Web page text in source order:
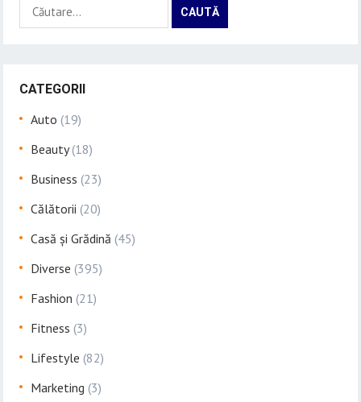
Caută
după:
CATEGORII
Auto (19)
Beauty(18)
Business (23)
Călătorii (20)
Casă și Grădină (45)
Diverse (395)
Fashion (21)
Fitness (3)
Lifestyle (82)
Marketing (3)